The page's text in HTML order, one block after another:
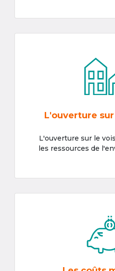
L'ouverture
L'ouverture sur le
les ressources de